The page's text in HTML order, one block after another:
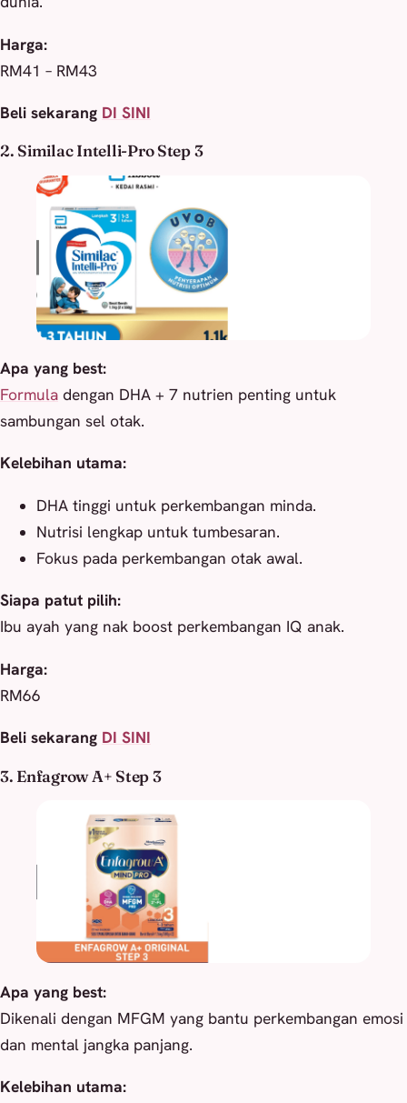
Harga:
RM41 – RM43
Beli sekarang DI SINI
2. Similac Intelli-Pro Step 3
Apa yang best:
Formula dengan DHA + 7 nutrien penting untuk
sambungan sel otak.
Kelebihan utama:
DHA tinggi untuk perkembangan minda.
Nutrisi lengkap untuk tumbesaran.
Fokus pada perkembangan otak awal.
Siapa patut pilih:
Ibu ayah yang nak boost perkembangan IQ anak.
Harga:
RM66
Beli sekarang DI SINI
3. Enfagrow A+ Step 3
Apa yang best:
Dikenali dengan MFGM yang bantu perkembangan emosi
dan mental jangka panjang.
Kelebihan utama: